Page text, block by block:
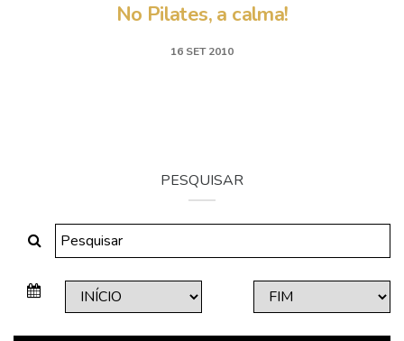
No Pilates, a calma!
16 SET 2010
PESQUISAR